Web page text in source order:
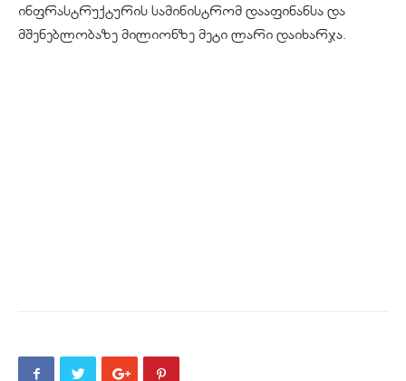
ინფრასტრუქტურის სამინისტრომ დააფინანსა და
მშენებლობაზე მილიონზე მეტი ლარი დაიხარჯა.